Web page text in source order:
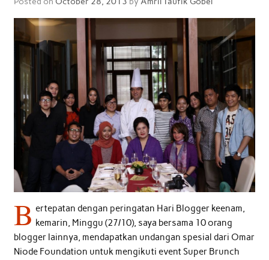
B ertepatan dengan peringatan Hari Blogger keenam,
kemarin, Minggu (27/10), saya bersama 10 orang
blogger lainnya, mendapatkan undangan spesial dari Omar
Niode Foundation untuk mengikuti event Super Brunch